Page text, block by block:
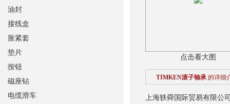
点击看大图
TIMKEN滚子轴承 的详细
上海轶舜国际贸易有限公
油封
接线盒
胀紧套
垫片
按钮
磁座钻
电缆滑车